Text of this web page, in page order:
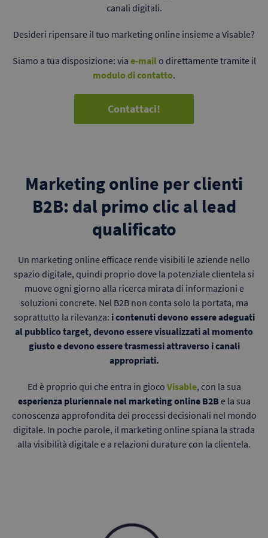
canali digitali.
Desideri ripensare il tuo marketing online insieme a Visable?
Siamo a tua disposizione: via e-mailo direttamente tramite il
modulo di contatto.
Contattaci!
Marketing online per clienti
B2B: dal primo clic al lead
qualificato
Un marketing online efficace rende visibili le aziende nello
spazio digitale, quindi proprio dove la potenziale clientela si
muove ogni giorno alla ricerca mirata di informazioni e
soluzioni concrete. Nel B2B non conta solo la portata, ma
soprattutto la rilevanza: i contenuti devono essere adeguati
al pubblico target, devono essere visualizzati al momento
giusto e devono essere trasmessi attraverso i canali
appropriati.
Ed è proprio qui che entra in gioco Visable, con la sua
esperienza pluriennale nel marketing online B2B e la sua
conoscenza approfondita dei processi decisionali nel mondo
digitale. In poche parole, il marketing online spiana la strada
alla visibilità digitale e a relazioni durature con la clientela.